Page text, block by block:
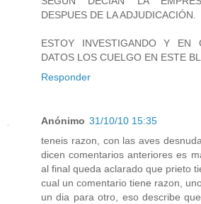
DESPUES DE LA ADJUDICACIÓN.
ESTOY INVESTIGANDO Y EN
DATOS LOS CUELGO EN ESTE
Responder
Anónimo 31/10/10 15:35
teneis razon, con las aves
dicen comentarios anteriores es
al final queda aclarado que prieto
cual un comentario tiene razon,
un dia para otro, eso describe